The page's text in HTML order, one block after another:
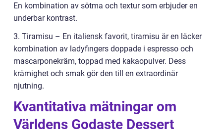
En kombination av sötma och textur som erbjuder en
underbar kontrast.
3. Tiramisu – En italiensk favorit, tiramisu är en läcker
kombination av ladyfingers doppade i espresso och
mascarponekräm, toppad med kakaopulver. Dess
krämighet och smak gör den till en extraordinär
njutning.
Kvantitativa mätningar om
Världens Godaste Dessert